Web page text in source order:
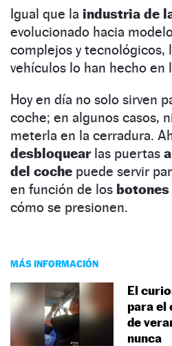
Igual que la industria de
evolucionado hacia
complejos y tecnológicos,
vehículos lo han hecho en
Hoy en día no solo sirven
coche; en algunos casos,
meterla en la cerradura.
desbloquear las puertas
del coche puede servir
en función de los botones
cómo se presionen.
MÁS INFORMACIÓN
El
para el
de
nunca